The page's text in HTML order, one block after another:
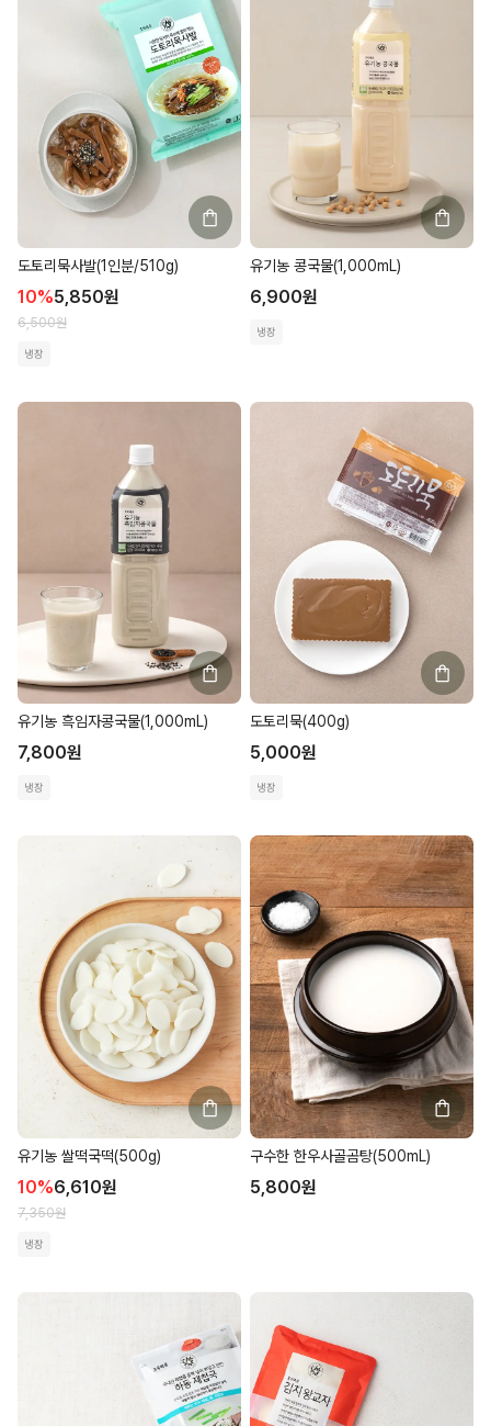
도토리묵사발(1인분/510g)
10%5,850원
6,500원
냉장
유기농 콩국물(1,000mL)
6,900원
냉장
유기농 흑임자콩국물(1,000mL)
7,800원
냉장
도토리묵(400g)
5,000원
냉장
유기농 쌀떡국떡(500g)
10%6,610원
7,350원
냉장
구수한 한우사골곰탕(500mL)
5,800원